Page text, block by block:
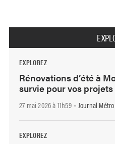
EXPLOREZ
Rénovations d’été à
survie pour vos projets
27 mai 2026 à 11h59- Journal Métro
EXPLOREZ